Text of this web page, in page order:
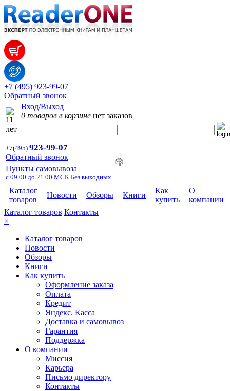
+7 (495) 923-99-07
Обратный звонок
Вход/Выход
0 товаров в корзине нет заказов
+7(495) 923-99-07
Обратный звонок
Пункты самовывоза
с 09.00 до 21.00 МСК Без выходных
Каталог
товаров
Новости Обзоры Книги
Как
купить
О
компании
Каталог товаров Контакты
×
Каталог товаров
Новости
Обзоры
Книги
Как купить
Оформление заказа
Оплата
Кредит
Яндекс. Касса
Доставка и самовывоз
Гарантия
Поддержка
О компании
Миссия
Карьера
Письмо директору
Контакты